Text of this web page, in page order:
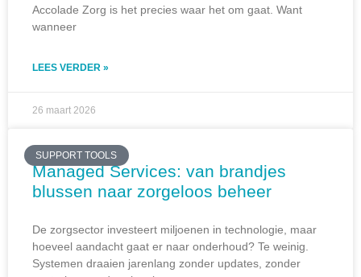
Accolade Zorg is het precies waar het om gaat. Want
wanneer
LEES VERDER »
26 maart 2026
SUPPORT TOOLS
Managed Services: van brandjes
blussen naar zorgeloos beheer
De zorgsector investeert miljoenen in technologie, maar
hoeveel aandacht gaat er naar onderhoud? Te weinig.
Systemen draaien jarenlang zonder updates, zonder